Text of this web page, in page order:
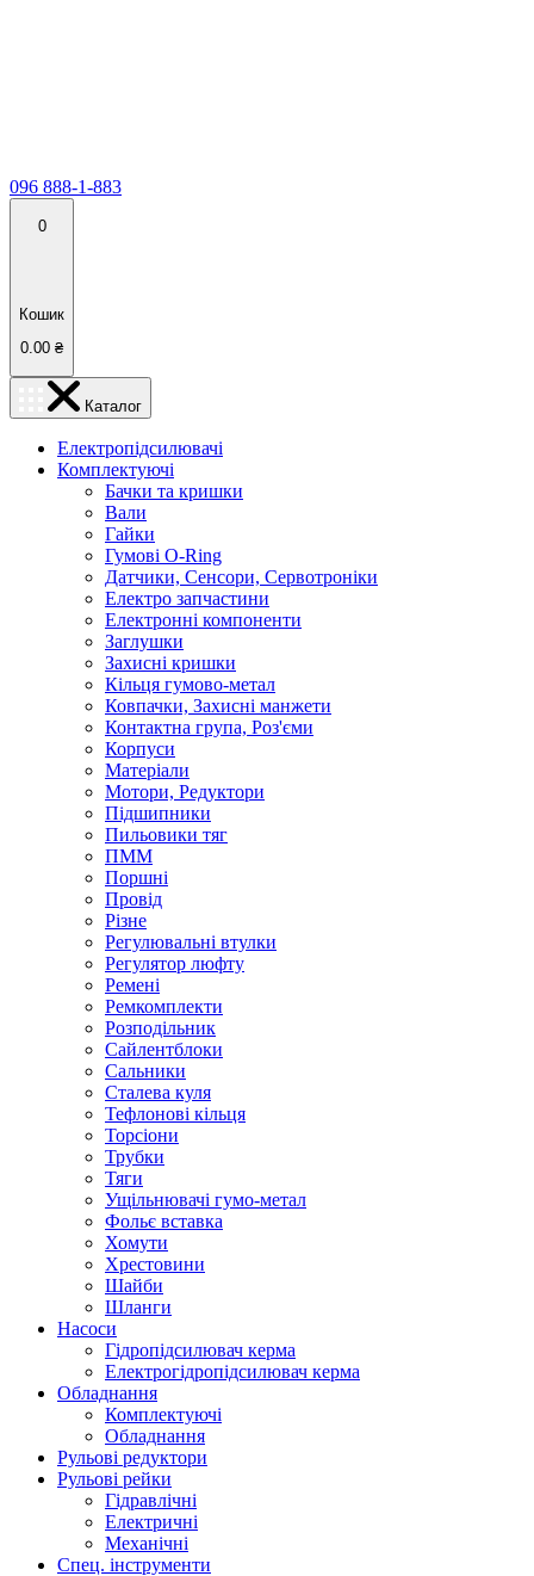
096 888-1-883
0
Кошик
0.00 ₴
Каталог
Електропідсилювачі
Комплектуючі
Бачки та кришки
Вали
Гайки
Гумові O-Ring
Датчики, Сенсори, Сервотроніки
Електро запчастини
Електронні компоненти
Заглушки
Захисні кришки
Кільця гумово-метал
Ковпачки, Захисні манжети
Контактна група, Роз'єми
Корпуси
Матеріали
Мотори, Редуктори
Підшипники
Пильовики тяг
ПММ
Поршні
Провід
Різне
Регулювальні втулки
Регулятор люфту
Ремені
Ремкомплекти
Розподільник
Сайлентблоки
Сальники
Сталева куля
Тефлонові кільця
Торсіони
Трубки
Тяги
Ущільнювачі гумо-метал
Фольє вставка
Хомути
Хрестовини
Шайби
Шланги
Насоси
Гідропідсилювач керма
Електрогідропідсилювач керма
Обладнання
Комплектуючі
Обладнання
Рульові редуктори
Рульові рейки
Гідравлічні
Електричні
Механічні
Спец. інструменти